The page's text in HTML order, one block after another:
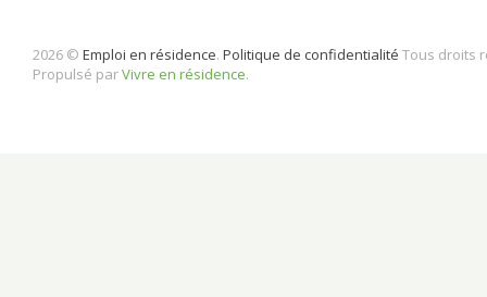
2026 © Emploi en résidence. Politique de confidentialité Tous droits
Propulsé parVivre en résidence.